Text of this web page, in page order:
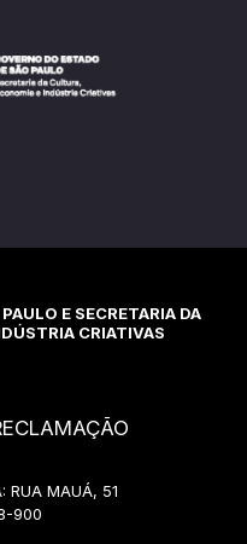
E SECRETARIA DA
CRIATIVAS
RUA MAUÁ, 51
900